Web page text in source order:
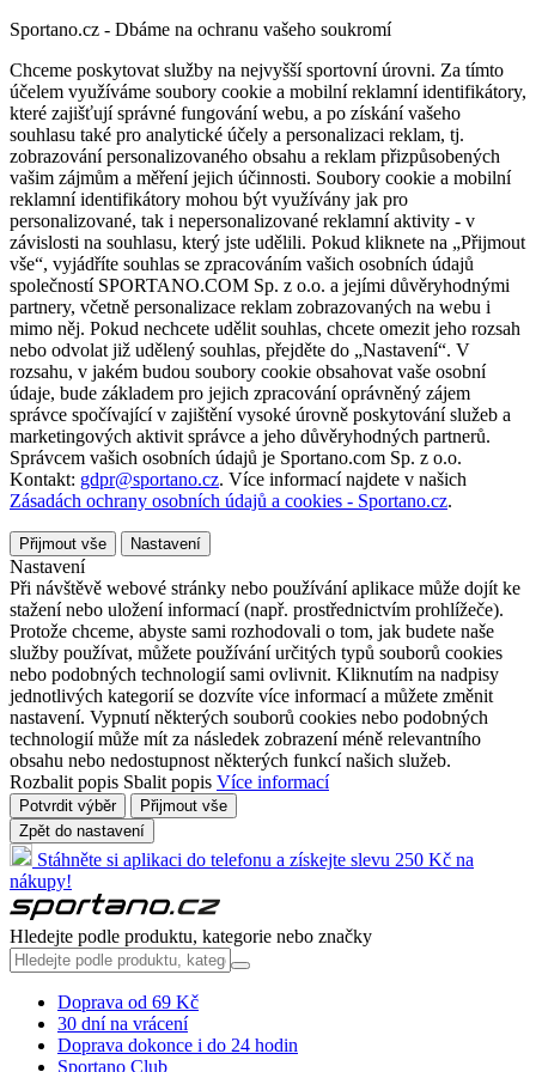
Sportano.cz - Dbáme na ochranu vašeho soukromí
Chceme poskytovat služby na nejvyšší sportovní úrovni. Za tímto
účelem využíváme soubory cookie a mobilní reklamní identifikátory,
které zajišťují správné fungování webu, a po získání vašeho
souhlasu také pro analytické účely a personalizaci reklam, tj.
zobrazování personalizovaného obsahu a reklam přizpůsobených
vašim zájmům a měření jejich účinnosti. Soubory cookie a mobilní
reklamní identifikátory mohou být využívány jak pro
personalizované, tak i nepersonalizované reklamní aktivity - v
závislosti na souhlasu, který jste udělili. Pokud kliknete na „Přijmout
vše“, vyjádříte souhlas se zpracováním vašich osobních údajů
společností SPORTANO.COM Sp. z o.o. a jejími důvěryhodnými
partnery, včetně personalizace reklam zobrazovaných na webu i
mimo něj. Pokud nechcete udělit souhlas, chcete omezit jeho rozsah
nebo odvolat již udělený souhlas, přejděte do „Nastavení“. V
rozsahu, v jakém budou soubory cookie obsahovat vaše osobní
údaje, bude základem pro jejich zpracování oprávněný zájem
správce spočívající v zajištění vysoké úrovně poskytování služeb a
marketingových aktivit správce a jeho důvěryhodných partnerů.
Správcem vašich osobních údajů je Sportano.com Sp. z o.o.
Kontakt: gdpr@sportano.cz. Více informací najdete v našich
Zásadách ochrany osobních údajů a cookies - Sportano.cz.
Přijmout vše Nastavení
Nastavení
Při návštěvě webové stránky nebo používání aplikace může dojít ke
stažení nebo uložení informací (např. prostřednictvím prohlížeče).
Protože chceme, abyste sami rozhodovali o tom, jak budete naše
služby používat, můžete používání určitých typů souborů cookies
nebo podobných technologií sami ovlivnit. Kliknutím na nadpisy
jednotlivých kategorií se dozvíte více informací a můžete změnit
nastavení. Vypnutí některých souborů cookies nebo podobných
technologií může mít za následek zobrazení méně relevantního
obsahu nebo nedostupnost některých funkcí našich služeb.
Rozbalit popis Sbalit popis Více informací
Potvrdit výběr
Přijmout vše
Zpět do nastavení
Stáhněte si aplikaci do telefonu a získejte slevu 250 Kč na
nákupy!
Hledejte podle produktu, kategorie nebo značky
Doprava od 69 Kč
30 dní na vrácení
Doprava dokonce i do 24 hodin
Sportano Club